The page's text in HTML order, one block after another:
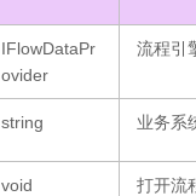
IFlowDataPr
ovider
流程引
string 业务系
void 打开流